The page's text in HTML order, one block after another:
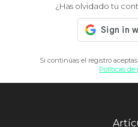
¿Has olvidado tu
Si continúas el registro
Políticas de